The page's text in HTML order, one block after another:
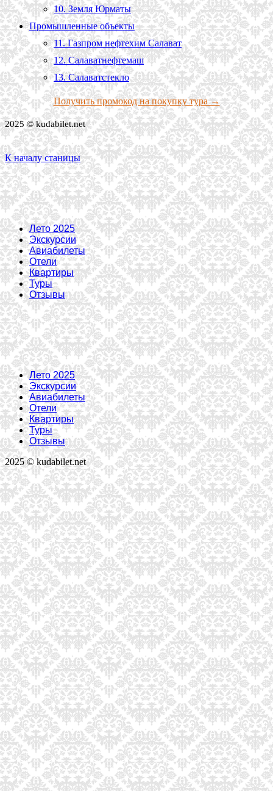
10. Земля Юрматы
Промышленные объекты
11. Газпром нефтехим Салават
12. Салаватнефтемаш
13. Салаватстекло
Получить промокод на покупку тура →
2025 © kudabilet.net
К началу станицы
Лето 2025
Экскурсии
Авиабилеты
Отели
Квартиры
Туры
Отзывы
Лето 2025
Экскурсии
Авиабилеты
Отели
Квартиры
Туры
Отзывы
2025 © kudabilet.net